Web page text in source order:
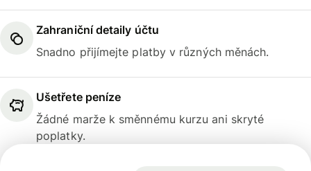
Zahraniční detaily účtu
Snadno přijímejte platby v různých měnách.
Ušetřete peníze
Žádné marže k směnnému kurzu ani skryté
poplatky.